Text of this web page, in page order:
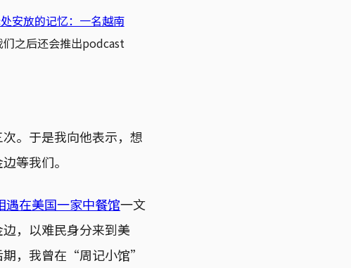
安放的记忆：一名越南
之后还会推出podcast
。于是我向他表示，想
等我们。
遇在美国一家中餐馆一文
，以难民身分来到美
，我曾在“周记小馆”